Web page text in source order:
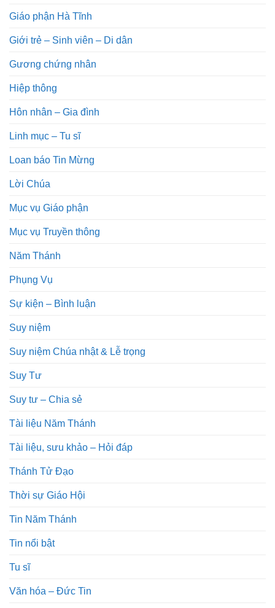
Giáo phận Hà Tĩnh
Giới trẻ – Sinh viên – Di dân
Gương chứng nhân
Hiệp thông
Hôn nhân – Gia đình
Linh mục – Tu sĩ
Loan báo Tin Mừng
Lời Chúa
Mục vụ Giáo phận
Mục vụ Truyền thông
Năm Thánh
Phụng Vụ
Sự kiện – Bình luận
Suy niệm
Suy niệm Chúa nhật & Lễ trọng
Suy Tư
Suy tư – Chia sẻ
Tài liệu Năm Thánh
Tài liệu, sưu khảo – Hỏi đáp
Thánh Tử Đạo
Thời sự Giáo Hội
Tin Năm Thánh
Tin nổi bật
Tu sĩ
Văn hóa – Đức Tin